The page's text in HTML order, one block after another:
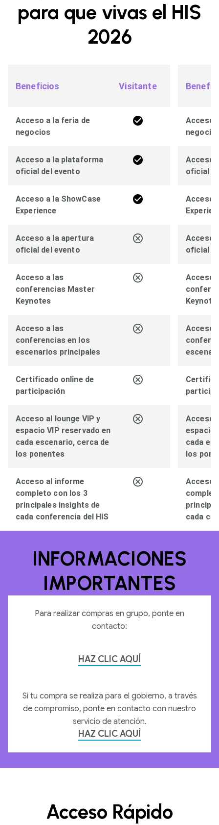
para que vivas el HIS
2026
Beneficios Visitante
Acceso a la feria de
negocios
Acceso
Acceso a la plataforma
oficial del evento
Acceso
oficial
Acceso a la ShowCase
Experience
Acceso
Acceso a la apertura
oficial del evento
Acceso
oficial
Acceso a las
conferencias Master
Keynotes
Acceso
Acceso a las
conferencias en los
escenarios principales
Acceso
Certificado online de
participación
Acceso al lounge VIP y
espacio VIP reservado en
cada escenario, cerca de
los ponentes
Acceso
espacio
cada
los
Acceso al informe
completo con los 3
principales insights de
cada conferencia del HIS
Acceso
cada
INFORMACIONES
IMPORTANTES
Para realizar compras en grupo, ponte en
contacto:
HAZ CLIC AQUÍ
Si tu compra se realiza para el gobierno, a través
de compromiso, ponte en contacto con nuestro
servicio de atención.
HAZ CLIC AQUÍ
Acceso Rápido